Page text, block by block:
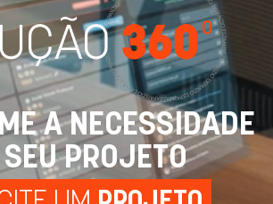
A NECESSIDADE
PROJETO